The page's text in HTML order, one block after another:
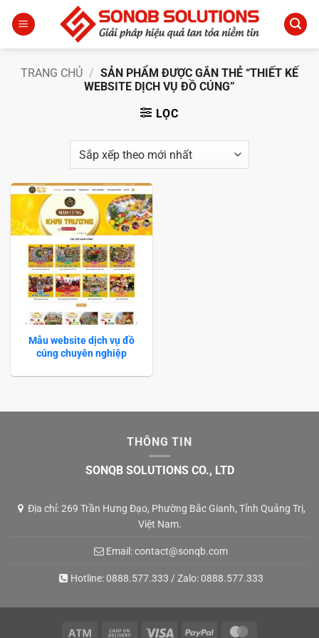
qua
TRANG CHỦ / SẢN PHẨM ĐƯỢC GẮN THẺ “THIẾT KẾ
WEBSITE DỊCH VỤ ĐỒ CÚNG”
LỌC
Mẫu website dịch vụ đồ
cúng chuyên nghiệp
THÔNG TIN
SONQB SOLUTIONS CO., LTD
Địa chỉ: 269 Trần Hưng Đạo, Phường Bắc Gianh, Tỉnh Quảng Trị,
Việt Nam.
Email:contact@sonqb.com
Hotline:0888.577.333 / Zalo:0888.577.333
Atm Cash Visa PayPal